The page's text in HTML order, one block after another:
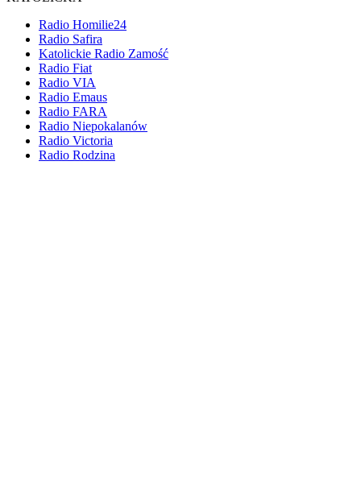
Radio Homilie24
Radio Safira
Katolickie Radio Zamość
Radio Fiat
Radio VIA
Radio Emaus
Radio FARA
Radio Niepokalanów
Radio Victoria
Radio Rodzina